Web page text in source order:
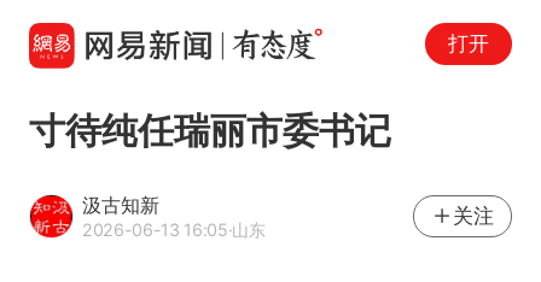
打开
寸待纯任瑞丽市委书记
汲古知新
2026-06-13 16:05·山东
关注